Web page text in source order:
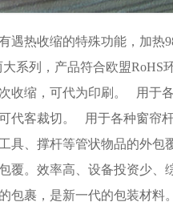
遇热收缩的特殊功能，加热
系列，产品符合欧盟RoHS
收缩，可代为印刷。 用于
代客裁切。 用于各种窗帘
具、撑杆等管状物品的外包
覆。效率高、设备投资少、
包裹，是新一代的包装材料